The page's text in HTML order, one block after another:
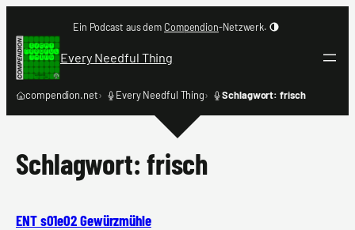
Inhalt
springen
Ein Podcast aus dem Compendion-Netzwerk.
Every Needful Thing
compendion.net Every Needful Thing Schlagwort: frisch
Schlagwort: frisch
ENT s01e02 Gewürzmühle